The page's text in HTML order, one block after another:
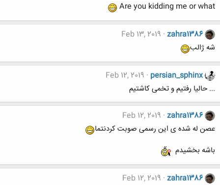
Are you kidding me or what
zahra1386
Feb 13, 2019
شه ژالب
persian_sphinx
Feb 12, 2019
... حالیا رفتیم و تخمی کاشتیم
zahra1386
Feb 12, 2019
عصن له شده ی این رسمی صوبت کردنتما
باشه بخشیدم
zahra1386
Feb 12, 2019